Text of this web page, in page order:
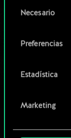
Encontrarás
preferencias
deNecesario
Preferencias
Estadística
Marketing